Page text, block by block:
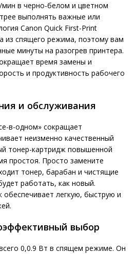
мин в черно-белом и цветном
выполнять важные или
Canon Quick First-Print
из спящего режима, поэтому вам
минуты на разогрев принтера.
время замены и
и продуктивность рабочего
и обслуживания
в-одном» сокращает
неизменно качественный
тонер-картридж повышенной
простоя. Просто замените
тонер, барабан и чистящие
работать, как новый.
легкую, быструю и
выбор
0,0.9 Вт в спящем режиме. Он